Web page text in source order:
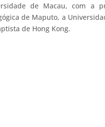
de Macau, com a
de Maputo, a
de Hong Kong.